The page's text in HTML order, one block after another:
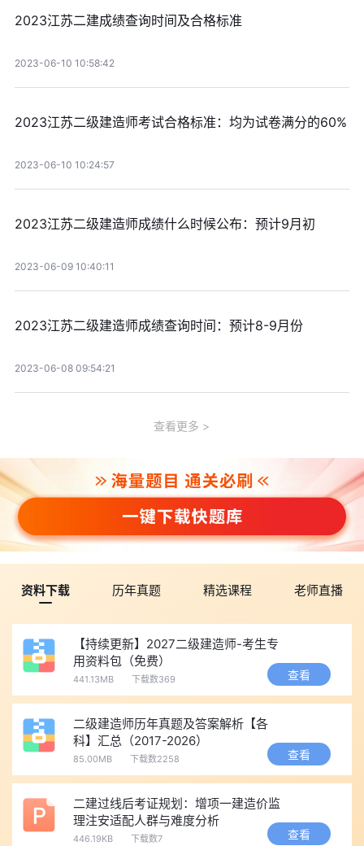
2023江苏二建成绩查询时间及合格标准
2023-06-10 10:58:42
2023江苏二级建造师考试合格标准：均为试卷满分的60%
2023-06-10 10:24:57
2023江苏二级建造师成绩什么时候公布：预计9月初
2023-06-09 10:40:11
2023江苏二级建造师成绩查询时间：预计8-9月份
2023-06-08 09:54:21
查看更多
资料下载 历年真题 精选课程 老师直播
【持续更新】2027二级建造师-考生专
用资料包（免费）
441.13MB 下载数369 查看
二级建造师历年真题及答案解析【各
科】汇总（2017-2026）
85.00MB 下载数2258 查看
二建过线后考证规划：增项一建造价监
理注安适配人群与难度分析
446.19KB 下载数7 查看